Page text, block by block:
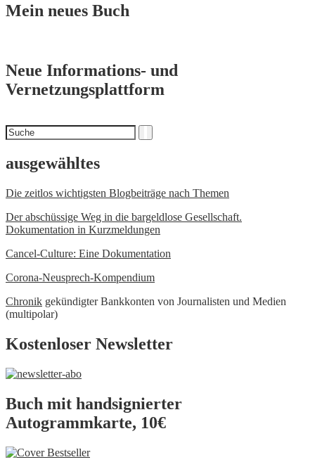
Mein neues Buch
Neue Informations- und
Vernetzungsplattform
Suchen
nach
ausgewähltes
Die zeitlos wichtigsten Blogbeiträge nach Themen
Der abschüssige Weg in die bargeldlose Gesellschaft.
Dokumentation in Kurzmeldungen
Cancel-Culture: Eine Dokumentation
Corona-Neusprech-Kompendium
Chronik gekündigter Bankkonten von Journalisten und Medien
(multipolar)
Kostenloser Newsletter
Buch mit handsignierter
Autogrammkarte, 10€